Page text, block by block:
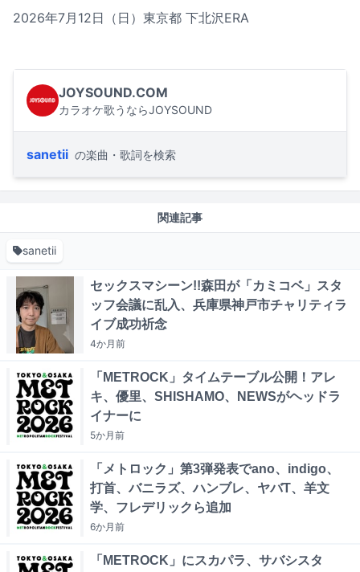
2026年7月12日（日）東京都 下北沢ERA
JOYSOUND.COM
カラオケ歌うならJOYSOUND
sanetii の楽曲・歌詞を検索
関連記事
sanetii
セックスマシーン!!森田が「カミコベ」スタ
ッフ会議に乱入、兵庫県神戸市チャリティラ
イブ成功祈念
4か月前
「METROCK」タイムテーブル公開！アレ
キ、優里、SHISHAMO、NEWSがヘッドラ
イナーに
5か月前
「メトロック」第3弾発表でano、indigo、
打首、バニラズ、ハンブレ、ヤバT、羊文
学、フレデリックら追加
6か月前
「METROCK」にスカパラ、サバシスタ